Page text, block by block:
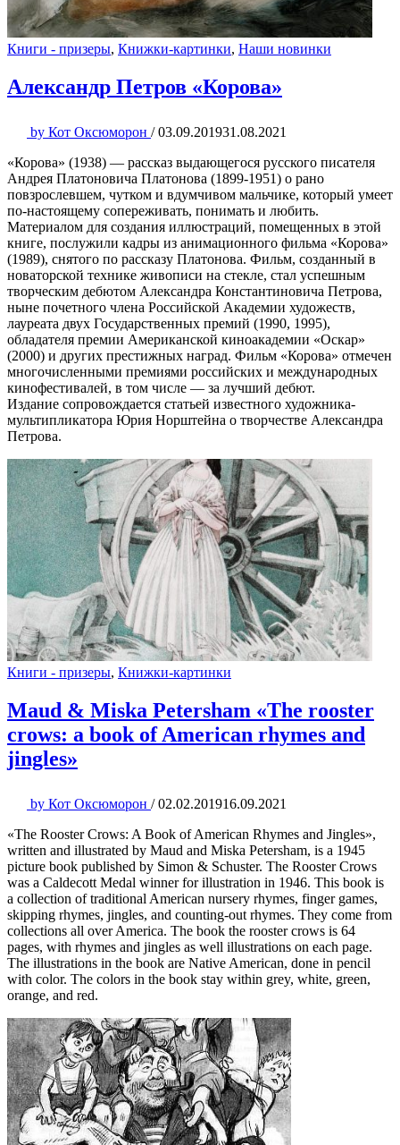
Книги - призеры, Книжки-картинки, Наши новинки
Александр Петров «Корова»
by Кот Оксюморон / 03.09.201931.08.2021
«Корова» (1938) — рассказ выдающегося русского писателя
Андрея Платоновича Платонова (1899-1951) о рано
повзрослевшем, чутком и вдумчивом мальчике, который умеет
по-настоящему сопереживать, понимать и любить.
Материалом для создания иллюстраций, помещенных в этой
книге, послужили кадры из анимационного фильма «Корова»
(1989), снятого по рассказу Платонова. Фильм, созданный в
новаторской технике живописи на стекле, стал успешным
творческим дебютом Александра Константиновича Петрова,
ныне почетного члена Российской Академии художеств,
лауреата двух Государственных премий (1990, 1995),
обладателя премии Американской киноакадемии «Оскар»
(2000) и других престижных наград. Фильм «Корова» отмечен
многочисленными премиями российских и международных
кинофестивалей, в том числе — за лучший дебют.
Издание сопровождается статьей известного художника-
мультипликатора Юрия Норштейна о творчестве Александра
Петрова.
Книги - призеры, Книжки-картинки
Maud & Miska Petersham «The rooster
crows: a book of American rhymes and
jingles»
by Кот Оксюморон / 02.02.201916.09.2021
«The Rooster Crows: A Book of American Rhymes and Jingles»,
written and illustrated by Maud and Miska Petersham, is a 1945
picture book published by Simon & Schuster. The Rooster Crows
was a Caldecott Medal winner for illustration in 1946. This book is
a collection of traditional American nursery rhymes, finger games,
skipping rhymes, jingles, and counting-out rhymes. They come from
collections all over America. The book the rooster crows is 64
pages, with rhymes and jingles as well illustrations on each page.
The illustrations in the book are Native American, done in pencil
with color. The colors in the book stay within grey, white, green,
orange, and red.